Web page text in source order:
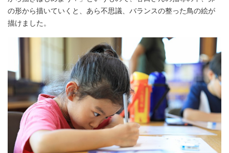
の形から描いていくと、あら不思議、バランスの整った鳥の絵が
描けました。